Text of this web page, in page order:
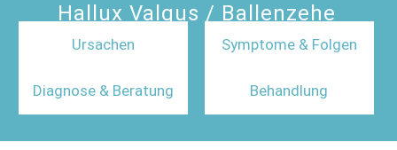
Hallux Valgus / Ballenzehe
Ursachen Symptome & Folgen
Diagnose & Beratung Behandlung